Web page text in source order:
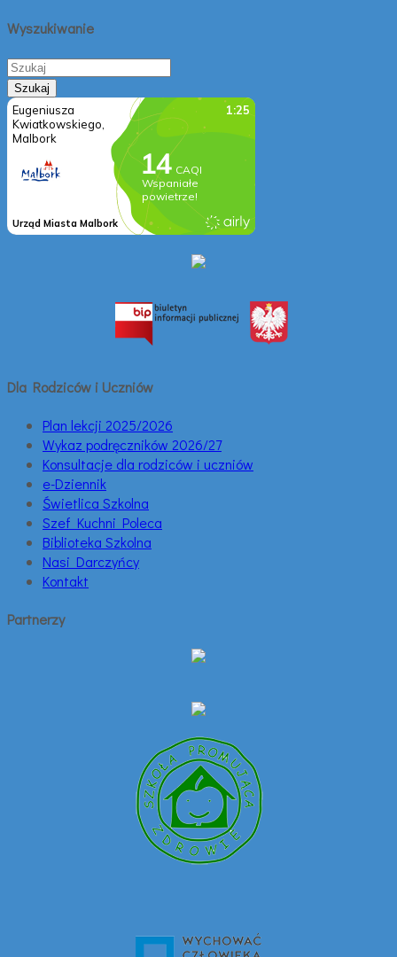
Wyszukiwanie
Dla Rodziców i Uczniów
Plan lekcji 2025/2026
Wykaz podręczników 2026/27
Konsultacje dla rodziców i uczniów
e-Dziennik
Świetlica Szkolna
Szef Kuchni Poleca
Biblioteka Szkolna
Nasi Darczyńcy
Kontakt
Partnerzy